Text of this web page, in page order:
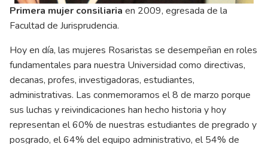
Primera mujer consiliaria en 2009, egresada de la
Facultad de Jurisprudencia.
Hoy en día, las mujeres Rosaristas se desempeñan en roles
fundamentales para nuestra Universidad como directivas,
decanas, profes, investigadoras, estudiantes,
administrativas. Las conmemoramos el 8 de marzo porque
sus luchas y reivindicaciones han hecho historia y hoy
representan el 60% de nuestras estudiantes de pregrado y
posgrado, el 64% del equipo administrativo, el 54% de